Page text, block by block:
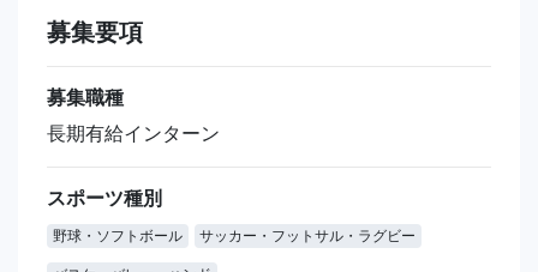
募集要項
募集職種
長期有給インターン
スポーツ種別
野球・ソフトボール サッカー・フットサル・ラグビー